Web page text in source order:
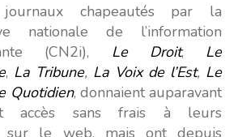
chapeautés par la
nationale de l’information
(CN2i), Le Droit, Le
, La Tribune, La Voix de l’Est, Le
Quotidien, donnaient auparavant
accès sans frais à leurs
sur le web, mais ont depuis